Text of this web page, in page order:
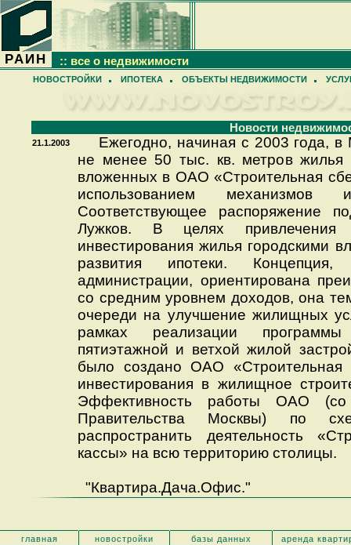
РАИН :: все о недвижимости
НОВОСТРОЙКИ ИПОТЕКА ОБЪЕКТЫ НЕДВИЖИМОСТИ
Новости
21.1.2003
Ежегодно, начиная с 2003 года, в
не менее 50 тыс. кв. метров жилья
вложенных в ОАО «Строительная
использованием механизмов
Соответствующее распоряжение
Лужков. В целях привлечения
инвестирования жилья городскими
развития ипотеки.
администрации, ориентирована
со средним уровнем доходов, она
очереди на улучшение жилищных
рамках реализации программы
пятиэтажной и ветхой жилой
было создано ОАО «Строительная
инвестирования в жилищное
Эффективность работы ОАО (со
Правительства Москвы) по
распространить деятельность
кассы» на всю территорию столицы.
"Квартира.Дача.Офис."
главная новостройки базы данных
аренда